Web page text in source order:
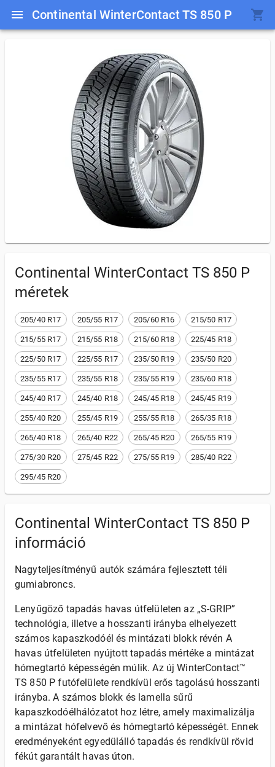
Continental WinterContact TS 850 P
Continental WinterContact TS 850 P
méretek
205/40 R17 205/55 R17 205/60 R16 215/50 R17
215/55 R17 215/55 R18 215/60 R18 225/45 R18
225/50 R17 225/55 R17 235/50 R19 235/50 R20
235/55 R17 235/55 R18 235/55 R19 235/60 R18
245/40 R17 245/40 R18 245/45 R18 245/45 R19
255/40 R20 255/45 R19 255/55 R18 265/35 R18
265/40 R18 265/40 R22 265/45 R20 265/55 R19
275/30 R20 275/45 R22 275/55 R19 285/40 R22
295/45 R20
Continental WinterContact TS 850 P
információ
Nagyteljesítményű autók számára fejlesztett téli
gumiabroncs.
Lenyűgöző tapadás havas útfelületen az „S-GRIP”
technológia, illetve a hosszanti irányba elhelyezett
számos kapaszkodóél és mintázati blokk révén A
havas útfelületen nyújtott tapadás mértéke a mintázat
hómegtartó képességén múlik. Az új WinterContact™
TS 850 P futófelülete rendkívül erős tagolású hosszanti
irányba. A számos blokk és lamella sűrű
kapaszkodóélhálózatot hoz létre, amely maximalizálja
a mintázat hófelvevő és hómegtartó képességét. Ennek
eredményeként egyedülálló tapadás és rendkívül rövid
fékút garantált havas úton.